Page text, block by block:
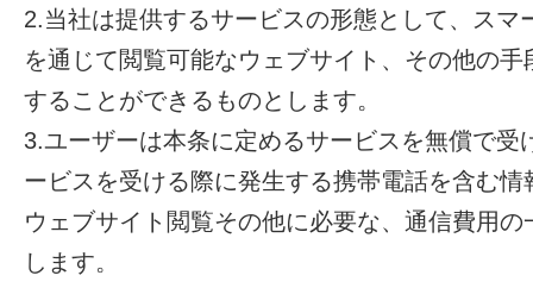
2.当社は提供するサービスの形態として、ス
を通じて閲覧可能なウェブサイト、その他の
することができるものとします。
3.ユーザーは本条に定めるサービスを無償で
ービスを受ける際に発生する携帯電話を含む
ウェブサイト閲覧その他に必要な、通信費用
します。